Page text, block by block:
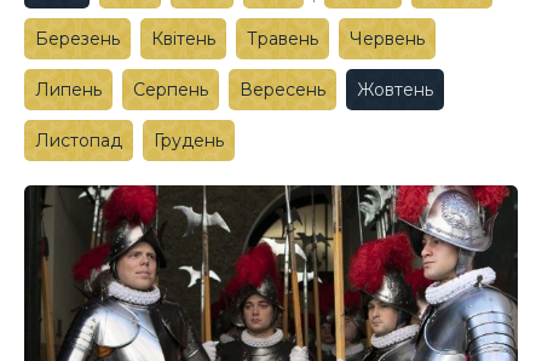
Березень Квітень Травень Червень
Липень Серпень Вересень Жовтень
Листопад Грудень